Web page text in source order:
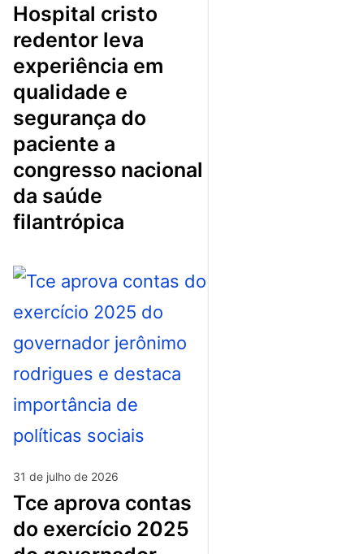
hospital cristo
redentor leva
experiência em
qualidade e
segurança do
paciente a
congresso nacional
da saúde
filantrópica
31 de julho de 2026
tce aprova contas
do exercício 2025